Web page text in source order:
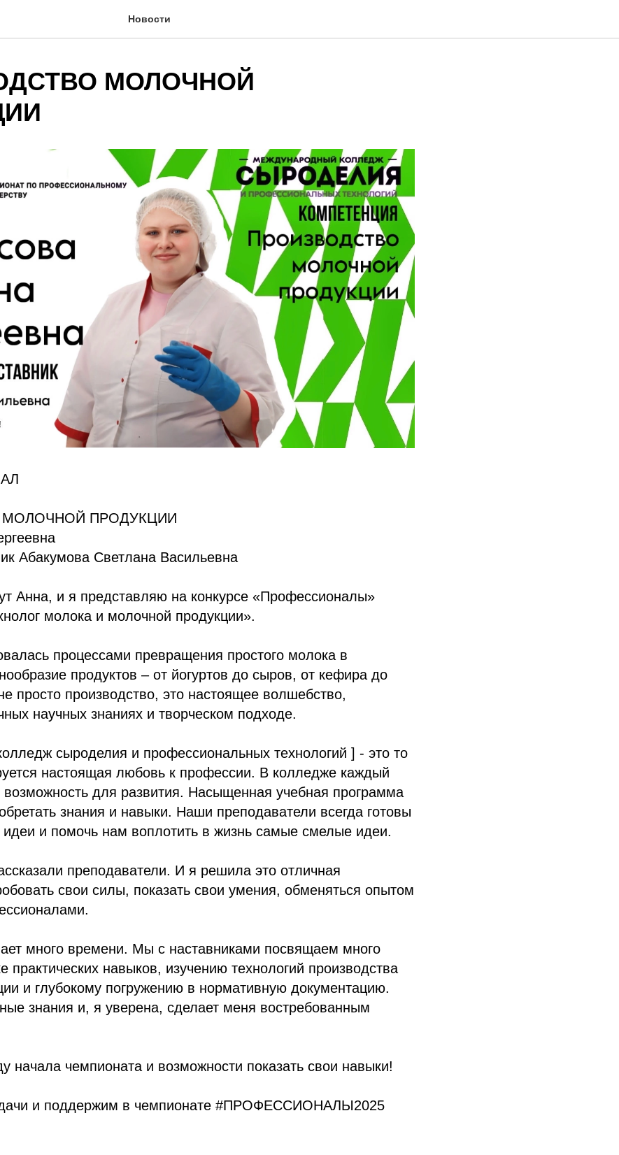
Новости
МОЛОЧНОЙ
МОЛОЧНОЙ ПРОДУКЦИИ
Абакумова Светлана Васильевна
Анна, и я представляю на конкурсе «Профессионалы»
молока и молочной продукции».
процессами превращения простого молока в
продуктов – от йогуртов до сыров, от кефира до
просто производство, это настоящее волшебство,
научных знаниях и творческом подходе.
сыроделия и профессиональных технологий ] - это то
настоящая любовь к профессии. В колледже каждый
для развития. Насыщенная учебная программа
знания и навыки. Наши преподаватели всегда готовы
и помочь нам воплотить в жизнь самые смелые идеи.
преподаватели. И я решила это отличная
свои силы, показать свои умения, обменяться опытом
много времени. Мы с наставниками посвящаем много
практических навыков, изучению технологий производства
и глубокому погружению в нормативную документацию.
знания и, я уверена, сделает меня востребованным
начала чемпионата и возможности показать свои навыки!
и поддержим в чемпионате #ПРОФЕССИОНАЛЫ2025